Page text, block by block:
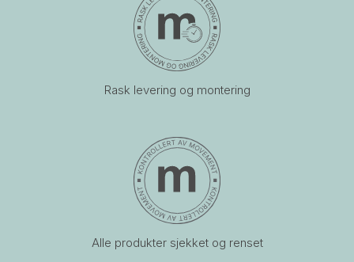
Rask levering og montering
Alle produkter sjekket og renset